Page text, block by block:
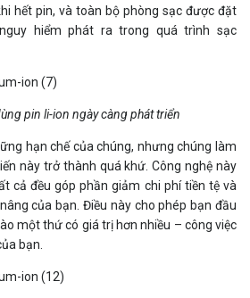
hết pin, và toàn bộ phòng sạc được đặt
hiểm phát ra trong quá trình sạc
pin li-ion ngày càng phát triển
hạn chế của chúng, nhưng chúng làm
này trở thành quá khứ. Công nghệ này
cả đều góp phầngiảm chi phí tiền tệ và
của bạn. Điều này cho phép bạn đầu
một thứ có giá trị hơn nhiều – công việc
bạn.